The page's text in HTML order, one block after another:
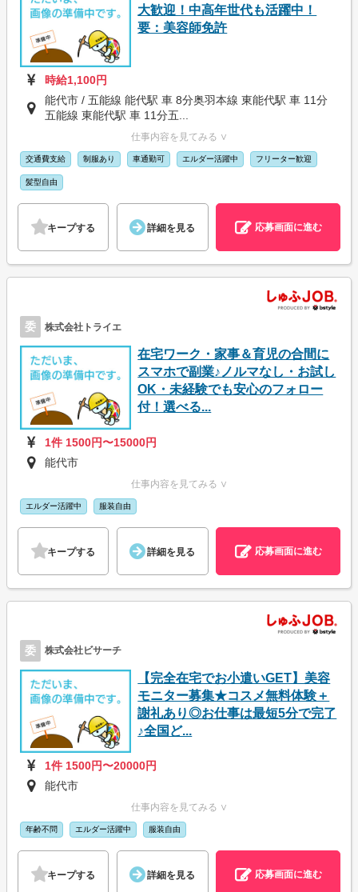
大歓迎！中高年世代も活躍中！
要：美容師免許
時給1,100円
能代市 / 五能線 能代駅 車 8分奥羽本線 東能代駅 車 11分
五能線 東能代駅 車 11分五...
仕事内容を見てみる ∨
交通費支給 制服あり 車通勤可 エルダー活躍中 フリーター歓迎
髪型自由
キープする 詳細を見る 応募画面に進む
委 株式会社トライエ
在宅ワーク・家事＆育児の合間に
スマホで副業♪ノルマなし・お試し
OK・未経験でも安心のフォロー
付！選べる...
1件 1500円〜15000円
能代市
仕事内容を見てみる ∨
エルダー活躍中 服装自由
キープする 詳細を見る 応募画面に進む
委 株式会社ビサーチ
【完全在宅でお小遣いGET】美容
モニター募集★コスメ無料体験＋
謝礼あり◎お仕事は最短5分で完了
♪全国ど...
1件 1500円〜20000円
能代市
仕事内容を見てみる ∨
年齢不問 エルダー活躍中 服装自由
キープする 詳細を見る 応募画面に進む